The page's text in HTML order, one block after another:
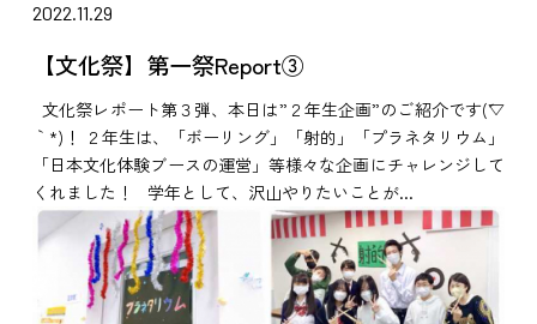
2022.11.29
【文化祭】第一祭Report③
文化祭レポート第３弾、本日は”２年生企画”のご紹介です(´▽
｀*)！ ２年生は、「ボーリング」「射的」「プラネタリウム」
「日本文化体験ブースの運営」等様々な企画にチャレンジして
くれました！ 学年として、沢山やりたいことが...